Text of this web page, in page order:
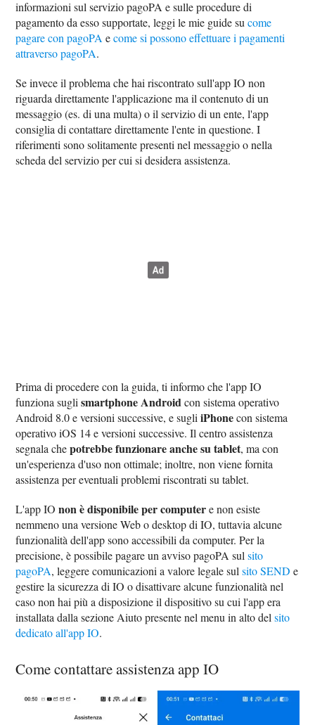
informazioni sul servizio pagoPA e sulle procedure di
pagamento da esso supportate, leggi le mie guide sucome
pagare con pagoPAecome si possono effettuare i pagamenti
attraverso pagoPA.
Se invece il problema che hai riscontrato sull'app IO non
riguarda direttamente l'applicazione ma il contenuto di un
messaggio (es. di una multa) o il servizio di un ente, l'app
consiglia di contattare direttamente l'ente in questione. I
riferimenti sono solitamente presenti nel messaggio o nella
scheda del servizio per cui si desidera assistenza.
Prima di procedere con la guida, ti informo che l'app IO
funziona suglismartphone Androidcon sistema operativo
Android 8.0 e versioni successive, e sugliiPhonecon sistema
operativo iOS 14 e versioni successive. Il centro assistenza
segnala chepotrebbe funzionare anche su tablet, ma con
un'esperienza d'uso non ottimale; inoltre, non viene fornita
assistenza per eventuali problemi riscontrati su tablet.
L'app IOnon è disponibile per computere non esiste
nemmeno una versione Web o desktop di IO, tuttavia alcune
funzionalità dell'app sono accessibili da computer. Per la
precisione, è possibile pagare un avviso pagoPA sulsito
pagoPA, leggere comunicazioni a valore legale sulsito SEND e
gestire la sicurezza di IO o disattivare alcune funzionalità nel
caso non hai più a disposizione il dispositivo su cui l'app era
installata dalla sezione Aiuto presente nel menu in alto delsito
dedicato all'app IO.
Come contattare assistenza app IO